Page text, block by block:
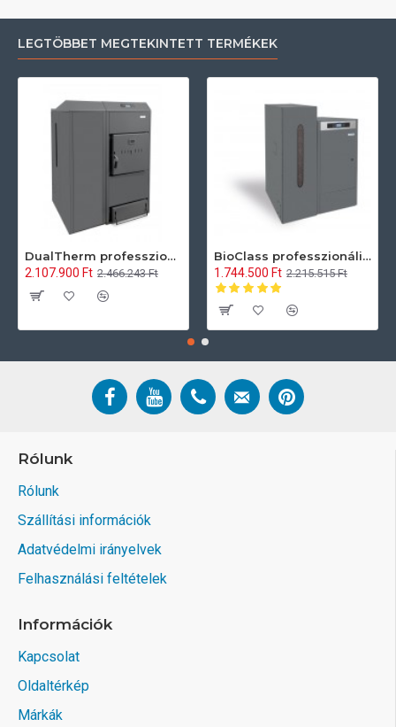
LEGTÖBBET MEGTEKINTETT TERMÉKEK
DualTherm professzionális pellet, és hasábfa tüzelésű kazán 25 kW
2.107.900 Ft 2.466.243 Ft
BioClass professzionális pellet kazán 25 kW
1.744.500 Ft 2.215.515 Ft
Rólunk
Rólunk
Szállítási információk
Adatvédelmi irányelvek
Felhasználási feltételek
Információk
Kapcsolat
Oldaltérkép
Márkák